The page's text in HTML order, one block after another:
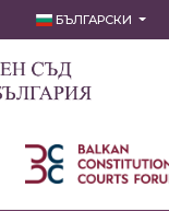
БЪЛГАРСКИ